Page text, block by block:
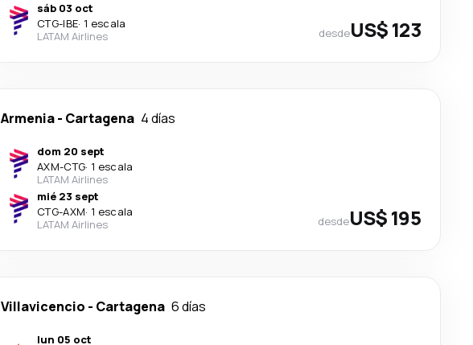
sáb 03 oct
CTG-IBE· 1 escala
LATAM Airlines
desdeUS$ 123
Armenia- Cartagena 4 días
dom 20 sept
AXM-CTG· 1 escala
LATAM Airlines
mié 23 sept
CTG-AXM· 1 escala
LATAM Airlines
desdeUS$ 195
Villavicencio - Cartagena 6 días
lun 05 oct